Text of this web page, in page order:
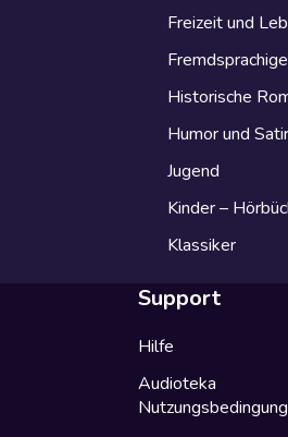
Freizeit und
Historische
Humor und
Jugend
Kinder –
Klassiker
Support
Hilfe
Audioteka